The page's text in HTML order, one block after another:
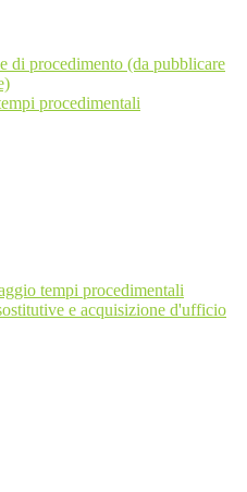
di procedimento (da pubblicare
procedimentali
tempi procedimentali
e acquisizione d'ufficio